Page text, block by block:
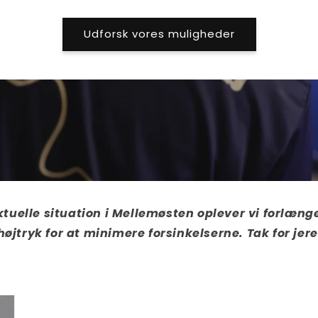
Udforsk vores muligheder
situation i Mellemøsten oplever vi
for at minimere forsinkelserne. Tak for